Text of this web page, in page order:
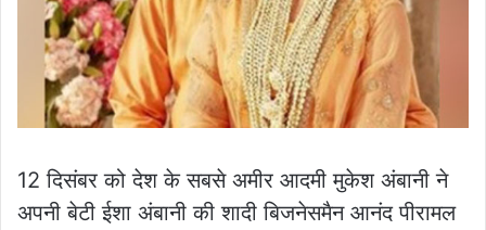
12 दिसंबर को देश के सबसे अमीर आदमी मुकेश अंबानी ने
अपनी बेटी ईशा अंबानी की शादी बिजनेसमैन आनंद पीरामल